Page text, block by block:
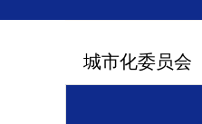
城市化委员会